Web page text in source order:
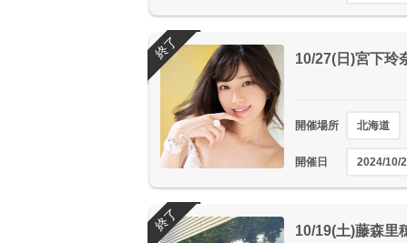
10/27(日)宮下
開催場所 北海道
開催日 2024/10/
終了
10/19(土)藤森里
終了